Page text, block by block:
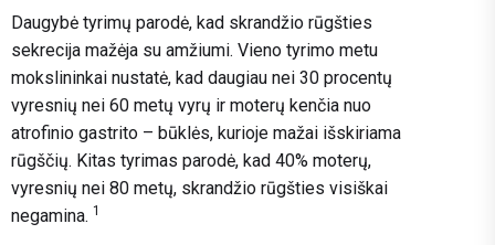
Daugybė tyrimų parodė, kad skrandžio rūgšties
sekrecija mažėja su amžiumi. Vieno tyrimo metu
mokslininkai nustatė, kad daugiau nei 30 procentų
vyresnių nei 60 metų vyrų ir moterų kenčia nuo
atrofinio gastrito – būklės, kurioje mažai išskiriama
rūgščių. Kitas tyrimas parodė, kad 40% moterų,
vyresnių nei 80 metų, skrandžio rūgšties visiškai
negamina. 1